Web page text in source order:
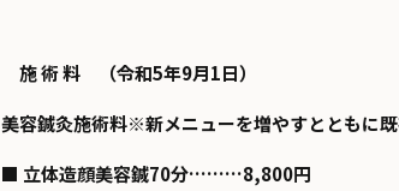
施 術 料 （令和5年9月1日）
美容鍼灸施術料※新メニューを増やすとともに
■ 立体造顔美容鍼70分………8,800円